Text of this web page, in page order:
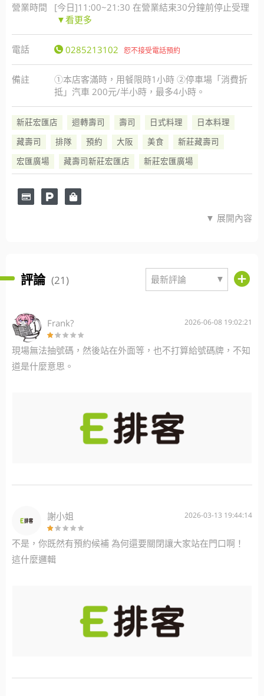
營業時間
[今日]11:00~21:30 在營業結束30分鐘前停止受理
▼看更多
電話 0285213102 恕不接受電話預約
備註
①本店客滿時，用餐限時1小時 ②停車場「消費折
抵」汽車 200元/半小時，最多4小時。
新莊宏匯店 迴轉壽司 壽司 日式料理
日本料理
藏壽司
排隊 預約 大阪 美食
新莊藏壽司
宏匯廣場
藏壽司新莊宏匯店 新莊宏匯廣場
▼ 展開內容
評論 (21) 最新評論 ▼
Frank?️ 2026-06-08 19:02:21
現場無法抽號碼，然後站在外面等，也不打算給號碼牌，不知
道是什麼意思。
謝小姐 2026-03-13 19:44:14
不是，你既然有預約候補 為何還要關閉讓大家站在門口啊！
這什麼邏輯